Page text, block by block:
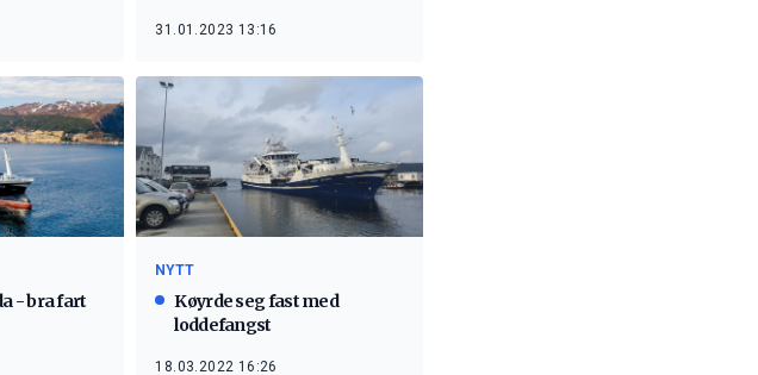
31.01.2023 13:16
- bra fart
NYTT
Køyrde seg fast med
loddefangst
18.03.2022 16:26